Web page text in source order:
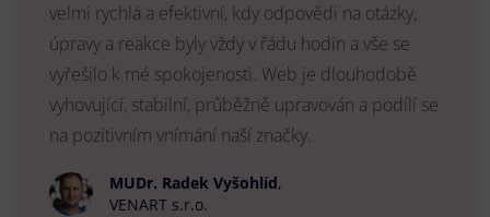
velmi rychlá a efektivní, kdy odpovědi na otázky,
úpravy a reakce byly vždy v řádu hodin a vše se
vyřešilo k mé spokojenosti. Web je dlouhodobě
vyhovující, stabilní, průběžně upravován a podílí se
na pozitivním vnímání naší značky.
MUDr. Radek Vyšohlíd,
VENART s.r.o.